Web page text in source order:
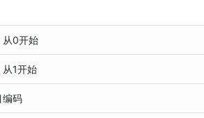
从0开始
从1开始
编码